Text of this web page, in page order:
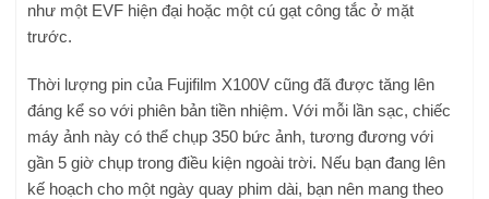
như một EVF hiện đại hoặc một cú gạt công tắc ở mặt
trước.
Thời lượng pin của Fujifilm X100V cũng đã được tăng lên
đáng kể so với phiên bản tiền nhiệm. Với mỗi lần sạc, chiếc
máy ảnh này có thể chụp 350 bức ảnh, tương đương với
gần 5 giờ chụp trong điều kiện ngoài trời. Nếu bạn đang lên
kế hoạch cho một ngày quay phim dài, bạn nên mang theo